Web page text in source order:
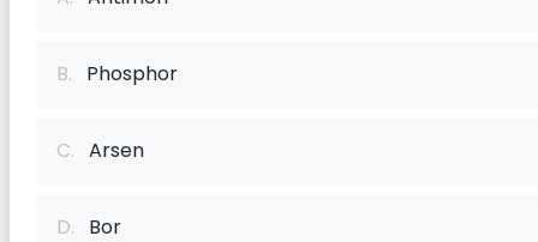
B. Phosphor
C. Arsen
D. Bor